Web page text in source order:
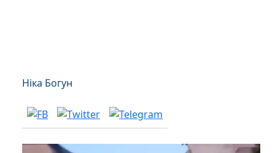
Ніка Богун